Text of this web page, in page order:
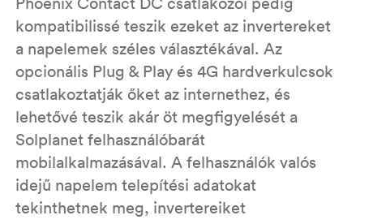
kompatibilissé teszik ezeket az invertereket
a napelemek széles választékával. Az
opcionális Plug & Play és 4G hardverkulcsok
csatlakoztatják őket az internethez, és
lehetővé teszik akár öt megfigyelését a
Solplanet felhasználóbarát
mobilalkalmazásával. A felhasználók valós
idejű napelem telepítési adatokat
tekinthetnek meg, invertereiket